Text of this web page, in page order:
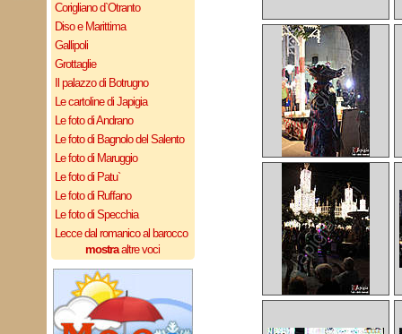
Corigliano d`Otranto
Diso e Marittima
Gallipoli
Grottaglie
Il palazzo di Botrugno
Le cartoline di Japigia
Le foto di Andrano
Le foto di Bagnolo del Salento
Le foto di Maruggio
Le foto di Patu`
Le foto di Ruffano
Le foto di Specchia
Lecce dal romanico al barocco
mostraaltre voci